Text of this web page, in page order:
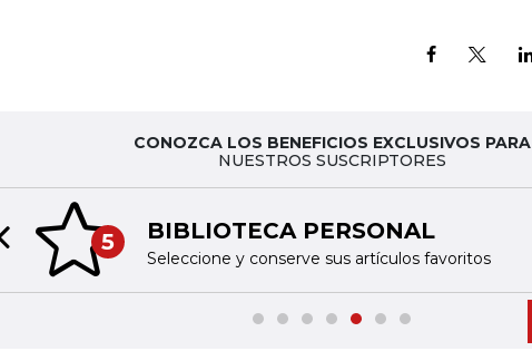
CONOZCA LOS BENEFICIOS EXCLUSIVOS PARA
NUESTROS SUSCRIPTORES
5 BIBLIOTECA PERSONAL
Seleccione y conserve sus artículos favoritos
Previous slide